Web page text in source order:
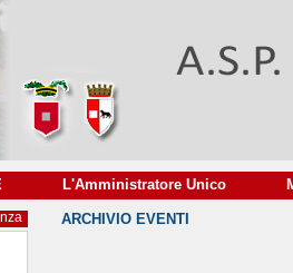
L'Amministratore Unico
ARCHIVIO EVENTI